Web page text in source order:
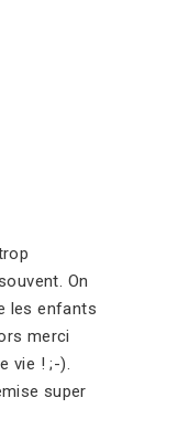
On
les enfants
merci
vie ! ;-).
super